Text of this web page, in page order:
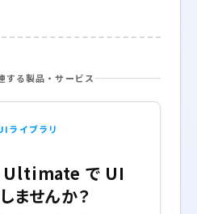
する製品・サービス
ライブラリ
で UI
ませんか？